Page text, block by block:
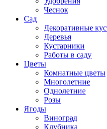
Чеснок
Сад
Декоративные
Деревья
Кустарники
Работы в саду
Цветы
Комнатные цветы
Многолетние
Однолетние
Розы
Ягоды
Виноград
Клубника